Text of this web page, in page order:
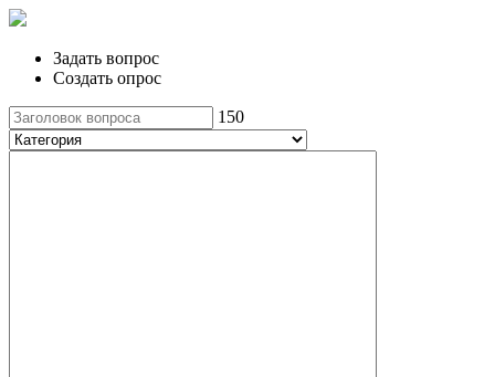
Задать вопрос
Создать опрос
150